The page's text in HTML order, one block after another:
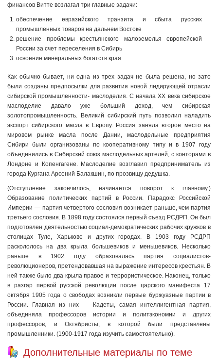
финансов Витте возлагал три главные задачи:
обеспечение евразийского транзита и сбыта русских
промышленных товаров на дальнем Востоке
решение проблемы крестьянского малоземелья европейской
России за счет переселения в Сибирь
освоение минеральных богатств края
Как обычно бывает, ни одна из трех задач не была решена, но зато
были созданы предпосылки для развития новой лидирующей отрасли
сибирской промышленности- маслоделия. С начала XX века сибирское
маслоделие давало уже больший доход, чем сибирская
золотопромышленность. Великий сибирский путь позволил наладить
экспорт сибирского масла в Европу. Россия заняла второе место на
мировом рынке масла после Дании, маслодельные предприятия
Сибири были организованы по кооперативному типу и в 1907 году
объединились в Сибирский союз маслодельных артелей, с конторами в
Лондоне и Копенгагене. Маслоделие возглавил предприниматель из
города Кургана Арсений Балакшин, по прозвищу дедушка.
(Отступление закончилось, начинается поворот к главному.)
Образование политических партий в России. Парадокс Российской
Империи — партия четвертого сословия возникает раньше, чем партия
третьего сословия. В 1898 году состоялся первый съезд РСДРП. Он был
подготовлен деятельностью социал-демократических рабочих кружков в
столицах Туле, Харькове и других городах. В 1903 году РСДРП
раскололось на два крыла большевиков и меньшевиков. Несколько
раньше в 1902 году образовалась партия социалистов-
революционеров, претендовавшая на выражение интересов крестьян. В
ней также было два крыла правое и террористическое. Наконец, только
в разгар первой русской революции после царского манифеста 17
октября 1905 года о свободах возникли первые буржуазные партии в
России. Главная из них — Кадеты, самая интеллигентная партия,
объединяла профессоров истории и политэкономии и других
профессоров, и Октябристы, в которой были представлены
промышленники. (1900-1917 года изучить самостоятельно).
Дополнительные материалы по теме